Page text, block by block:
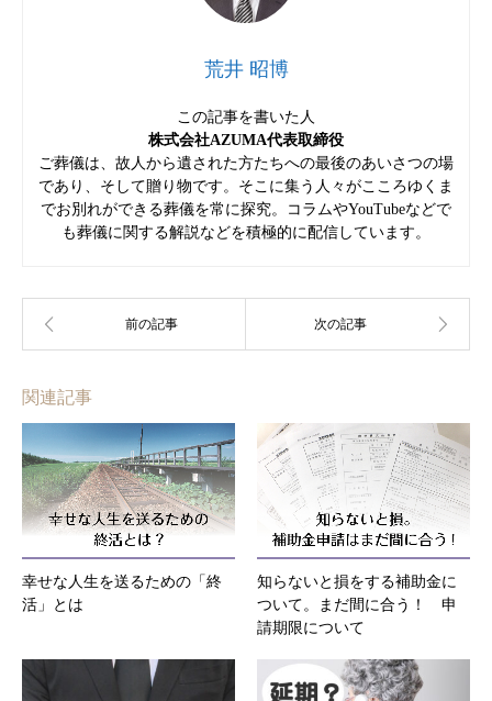
荒井 昭博
この記事を書いた人
株式会社AZUMA代表取締役
ご葬儀は、故人から遺された方たちへの最後のあいさつの場
であり、そして贈り物です。そこに集う人々がこころゆくま
でお別れができる葬儀を常に探究。コラムやYouTubeなどで
も葬儀に関する解説などを積極的に配信しています。
関連記事
幸せな人生を送るための「終
活」とは
知らないと損をする補助金に
ついて。まだ間に合う！ 申
請期限について